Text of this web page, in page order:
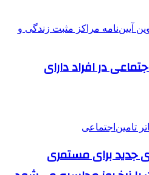
در افراد دارای
جدید برای مستمری